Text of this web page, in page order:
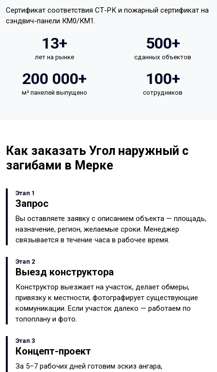
Сертификат соответствия СТ-РК и пожарный сертификат на
сэндвич-панели КМ0/КМ1.
13+
лет на рынке
500+
сданных объектов
200 000+
м² панелей выпущено
100+
сотрудников
Как заказать Угол наружный с
загибами в Мерке
Этап 1
Запрос
Вы оставляете заявку с описанием объекта — площадь,
назначение, регион, желаемые сроки. Менеджер
связывается в течение часа в рабочее время.
Этап 2
Выезд конструктора
Конструктор выезжает на участок, делает обмеры,
привязку к местности, фотографирует существующие
коммуникации. Если участок далеко — работаем по
топоплану и фото.
Этап 3
Концепт-проект
За 5–7 рабочих дней готовим эскиз ангара,